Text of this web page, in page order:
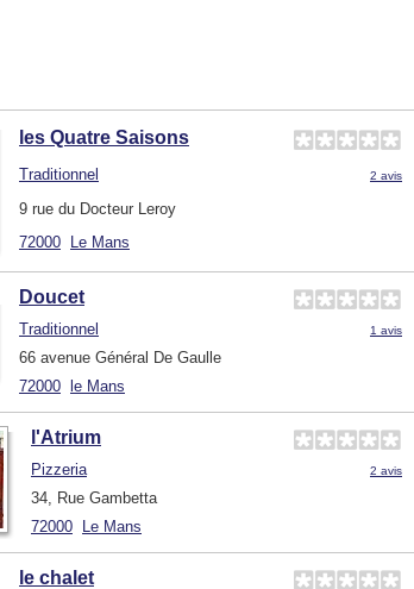
les Quatre Saisons
Traditionnel 2 avis
9 rue du Docteur Leroy
72000
Le Mans
Doucet
Traditionnel 1 avis
66 avenue Général De Gaulle
72000
le Mans
l'Atrium
Pizzeria 2 avis
34, Rue Gambetta
72000
Le Mans
le chalet